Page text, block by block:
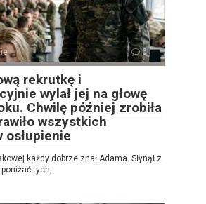
0
rekrutkę i
wylał jej na głowę
Chwilę później zrobiła
wszystkich
osłupienie
każdy dobrze znał Adama. Słynął z
tych,